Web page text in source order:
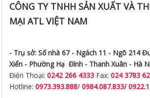
CÔNG TY TNHH SẢN XUẤT VÀ
MẠI ATL VIỆT NAM
- Trụ sở: Số nhà 67 - Ngách 11 - Ngõ 214
Xiển - Phường Hạ Đình - Thanh Xuân - Hà
Điện Thoại:0242 266 4333 Fax:024 3783
Hotline:0973.393.888/0984.087.833/